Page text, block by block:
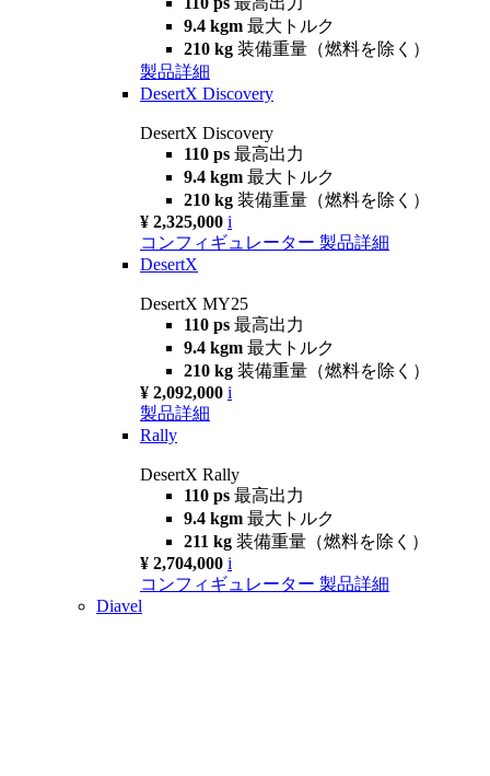
9.4 kgm 最大トルク
210 kg 装備重量（燃料を除く）
製品詳細
DesertX Discovery
DesertX Discovery
110 ps 最高出力
9.4 kgm 最大トルク
210 kg 装備重量（燃料を除く）
¥ 2,325,000 i
コンフィギュレーター 製品詳細
DesertX
DesertX MY25
110 ps 最高出力
9.4 kgm 最大トルク
210 kg 装備重量（燃料を除く）
¥ 2,092,000 i
製品詳細
Rally
DesertX Rally
110 ps 最高出力
9.4 kgm 最大トルク
211 kg 装備重量（燃料を除く）
¥ 2,704,000 i
コンフィギュレーター 製品詳細
Diavel